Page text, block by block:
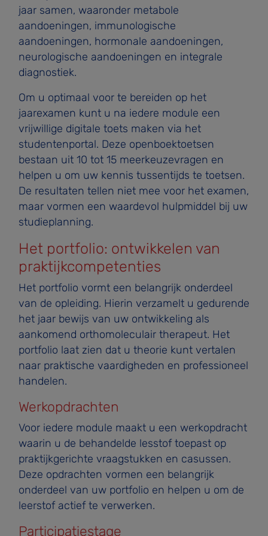
jaar samen, waaronder metabole
aandoeningen, immunologische
aandoeningen, hormonale aandoeningen,
neurologische aandoeningen en integrale
diagnostiek.
Om u optimaal voor te bereiden op het
jaarexamen kunt u na iedere module een
vrijwillige digitale toets maken via het
studentenportal. Deze openboektoetsen
bestaan uit 10 tot 15 meerkeuzevragen en
helpen u om uw kennis tussentijds te toetsen.
De resultaten tellen niet mee voor het examen,
maar vormen een waardevol hulpmiddel bij uw
studieplanning.
Het portfolio: ontwikkelen van
praktijkcompetenties
Het portfolio vormt een belangrijk onderdeel
van de opleiding. Hierin verzamelt u gedurende
het jaar bewijs van uw ontwikkeling als
aankomend orthomoleculair therapeut. Het
portfolio laat zien dat u theorie kunt vertalen
naar praktische vaardigheden en professioneel
handelen.
Werkopdrachten
Voor iedere module maakt u een werkopdracht
waarin u de behandelde lesstof toepast op
praktijkgerichte vraagstukken en casussen.
Deze opdrachten vormen een belangrijk
onderdeel van uw portfolio en helpen u om de
leerstof actief te verwerken.
Participatiestage